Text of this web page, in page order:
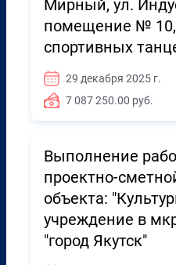
Мирный, ул.
помещение № 10,
спортивных
29 декабря 2025 г.
7 087 250.00 руб.
Выполнение
проектно-
объекта:
учреждение в
"город Якутск"